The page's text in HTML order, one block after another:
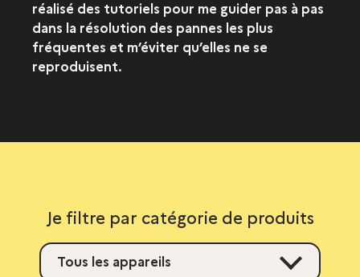
réalisé des tutoriels pour me guider pas à pas
dans la résolution des pannes les plus
fréquentes et m’éviter qu’elles ne se
reproduisent.
Je filtre par catégorie de produits
Tous les appareils